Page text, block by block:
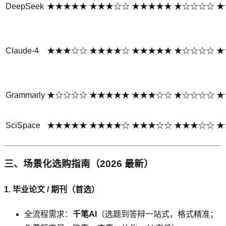
DeepSeek ★★★★★ ★★★☆☆ ★★★★★ ★☆☆☆☆
Claude-4 ★★★☆☆ ★★★★☆ ★★★★★ ★☆☆☆☆
Grammarly ★☆☆☆☆ ★★★★★ ★★★☆☆ ★☆☆☆☆
SciSpace ★★★★★ ★★★★☆ ★★★☆☆ ★★★☆☆
三、场景化选购指南（2026 最新）
1. 毕业论文 / 期刊（首选）
全流程需求： 千笔AI
（选题到答辩一站式，格式精准；